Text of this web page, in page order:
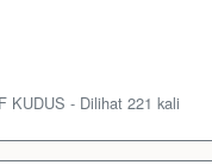
KUDUS - Dilihat 221 kali